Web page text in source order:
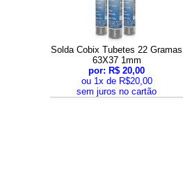
Solda Cobix Tubetes 22 Gramas
63X37 1mm
por: R$ 20,00
ou 1x de R$20,00
sem juros no cartão